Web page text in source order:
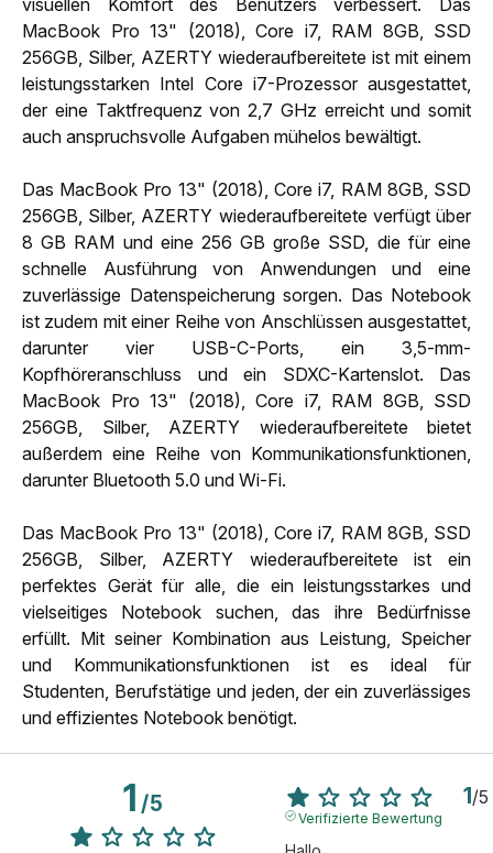
MacBook Pro 13" (2018), Core i7, RAM 8GB, SSD
256GB, Silber, AZERTY wiederaufbereitete ist mit einem
leistungsstarken Intel Core i7-Prozessor ausgestattet,
der eine Taktfrequenz von 2,7 GHz erreicht und somit
auch anspruchsvolle Aufgaben mühelos bewältigt.
Das MacBook Pro 13" (2018), Core i7, RAM 8GB, SSD
256GB, Silber, AZERTY wiederaufbereitete verfügt über
8 GB RAM und eine 256 GB große SSD, die für eine
schnelle Ausführung von Anwendungen und eine
zuverlässige Datenspeicherung sorgen. Das Notebook
ist zudem mit einer Reihe von Anschlüssen ausgestattet,
darunter vier USB-C-Ports, ein 3,5-mm-
Kopfhöreranschluss und ein SDXC-Kartenslot. Das
MacBook Pro 13" (2018), Core i7, RAM 8GB, SSD
256GB, Silber, AZERTY wiederaufbereitete bietet
außerdem eine Reihe von Kommunikationsfunktionen,
darunter Bluetooth 5.0 und Wi-Fi.
Das MacBook Pro 13" (2018), Core i7, RAM 8GB, SSD
256GB, Silber, AZERTY wiederaufbereitete ist ein
perfektes Gerät für alle, die ein leistungsstarkes und
vielseitiges Notebook suchen, das ihre Bedürfnisse
erfüllt. Mit seiner Kombination aus Leistung, Speicher
und Kommunikationsfunktionen ist es ideal für
Studenten, Berufstätige und jeden, der ein zuverlässiges
und effizientes Notebook benötigt.
1/5 1/5
Verifizierte Bewertung